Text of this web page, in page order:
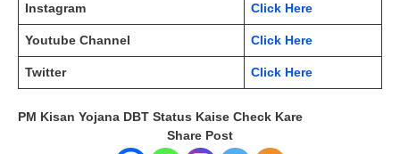
Instagram Click Here
Youtube Channel Click Here
Twitter Click Here
PM Kisan Yojana DBT Status Kaise Check Kare
Share Post